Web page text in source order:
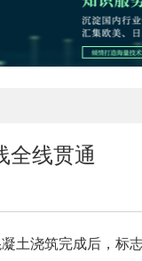
全线贯通
土浇筑完成后，标